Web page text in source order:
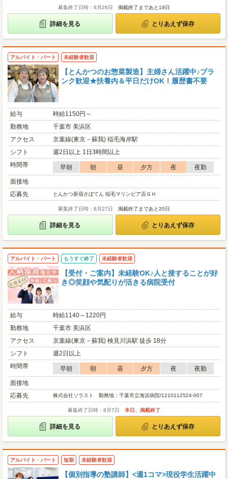
募集終了日時：8月26日 掲載終了まであと19日
詳細を見る とりあえず保存
アルバイト・パート 未経験者歓迎
【とんかつのお惣菜製造】主婦さん活躍中♪ブラ
ンク歓迎★扶養内＆平日だけOK！履歴書不要
給与
時給1150円～
勤務地
千葉市 美浜区
アクセス
京葉線(東京－蘇我) 稲毛海岸駅
シフト
週2日以上 1日3時間以上
時間帯
早朝 朝 昼 夕方 夜
夜勤
面接地
応募先
とんかつ新宿さぼてん 稲毛マリンピア店ＧＨ
募集終了日時：8月27日 掲載終了まであと20日
詳細を見る とりあえず保存
アルバイト・パート もうすぐ終了 未経験者歓迎
【受付・ご案内】未経験OK♪人と接することが好
き◎笑顔や気配りが活きる病院受付
給与
時給1140～1220円
勤務地
千葉市 美浜区
アクセス
京葉線(東京－蘇我) 検見川浜駅 徒歩 18分
シフト
週2日以上
時間帯
早朝 朝 昼 夕方 夜
夜勤
面接地
応募先
株式会社ソラスト 勤務地：千葉市立海浜病院/1210112524-007
募集終了日時：8月7日 本日、掲載終了
詳細を見る とりあえず保存
アルバイト・パート 短期 未経験者歓迎
【個別指導の塾講師】<週1コマ>現役学生活躍中